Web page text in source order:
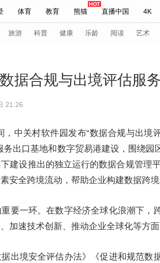
体育 教育 熊猫 直播中国 4K
习式妙语 热解读 天天学习
主持人 下载央视影音
旅游 科普 健康 乐龄 阅读 艺术
习式妙语 央视快评 央视网评 光华
猫频道 VR/AR 4K专区 全景新闻
兵请入列 人生第一次 人生第二次
体育江湖 文化体育 冰雪道路 足球
云起 超级工厂 智敬中国 全民健康
据合规与出境评估服
21:26
中关村软件园发布“数据合规与出境
务出口基地和数字贸易港建设，围绕
建设推出的独立运行的数据合规管理
安全跨境流动，帮助企业构建数据跨境
要一环。在数字经济全球化浪潮下，
加速技术创新、推动企业全球化等方面
出境安全评估办法》《促进和规范数